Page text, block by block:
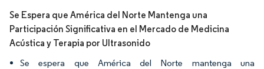
Se Espera que América del Norte Mantenga una
Participación Significativa en el Mercado de Medicina
Acústica y Terapia por Ultrasonido
Se espera que América del Norte mantenga una